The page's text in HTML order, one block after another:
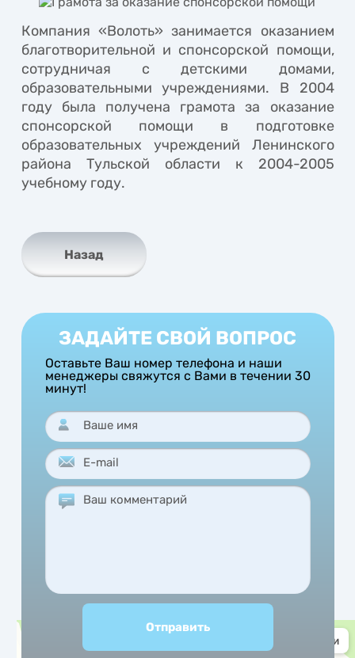
Компания «Волоть» занимается оказанием
благотворительной и спонсорской помощи,
сотрудничая с детскими домами,
образовательными учреждениями. В 2004
году была получена грамота за оказание
спонсорской помощи в подготовке
образовательных учреждений Ленинского
района Тульской области к 2004-2005
учебному году.
Назад
ЗАДАЙТЕ СВОЙ ВОПРОС
Оставьте Ваш номер телефона и наши
менеджеры свяжутся с Вами в течении 30
минут!